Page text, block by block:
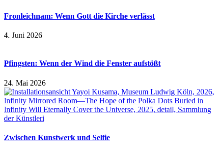
Fronleichnam: Wenn Gott die Kirche verlässt
4. Juni 2026
Pfingsten: Wenn der Wind die Fenster aufstößt
24. Mai 2026
Zwischen Kunstwerk und Selfie